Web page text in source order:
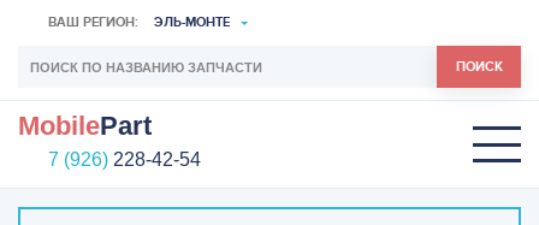
ВАШ РЕГИОН: ЭЛЬ-МОНТЕ
ПОИСК
MobilePart
7 (926) 228-42-54